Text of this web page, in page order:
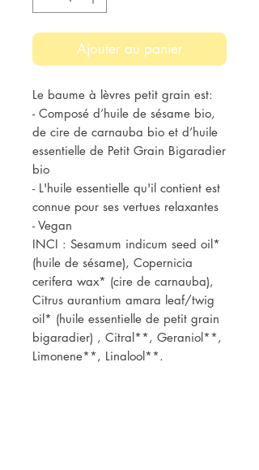
Ajouter au panier
Le baume à lèvres petit grain est:
- Composé d’huile de sésame bio,
de cire de carnauba bio et d’huile
essentielle de Petit Grain Bigaradier
bio
- L'huile essentielle qu'il contient est
connue pour ses vertues relaxantes
- Vegan
INCI : Sesamum indicum seed oil*
(huile de sésame), Copernicia
cerifera wax* (cire de carnauba),
Citrus aurantium amara leaf/twig
oil* (huile essentielle de petit grain
bigaradier) , Citral**, Geraniol**,
Limonene**, Linalool**.